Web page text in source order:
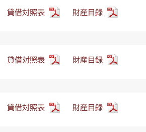
貸借対照表 財産目録
貸借対照表 財産目録
貸借対照表 財産目録